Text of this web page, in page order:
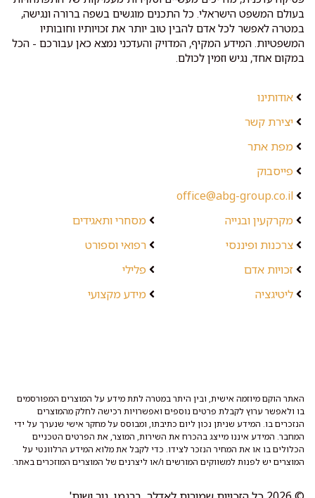
בעולם המשפט הישראלי. כל התכנים מוגשים בשפה ברורה ונגישה,
במטרה לאפשר לכל אדם להבין טוב יותר את זכויותיו וחובותיו
המשפטיות. המידע המקיף, המדויק והעדכני נמצא כאן עבורכם - הכל
במקום אחד, נגיש וזמין לכולם.
אודותינו
יצירת קשר
מפת אתר
פייסבוק
office@abg-group.co.il
מקרקעין ובנייה
צרכנות ופיננסי
זכויות אדם
ליטיגציה
מסחרי ותאגידים
רפואי וספורט
פלילי
מידע מקצועי
האתר הוקם מיוזמה אישית, ובין היתר במטרה לתת מידע על המוצרים המפורסמים
בו ולאפשר ערוץ לקבלת פרטים נוספים ואפשרויות רכישה לחלק מהמוצרים
הנזכרים בו. המידע שניתן נכון ליום כתיבתו, ומבוסס על מחקר אישי שנערך על ידי
המחבר. המידע איננו מייצג בהכרח את השירות, המוצר, את הפרטים הטכניים
הכלולים בו או את המחיר הנזכר לצידו. כדי לקבל את מלוא המידע הרלוונטי על
המוצרים יש לפנות למשווקים המורשים ו/או ליצרנים של המוצרים המוזכרים באתר.